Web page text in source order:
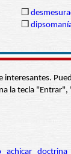
❒
❒
la tecla
achicar doctrina